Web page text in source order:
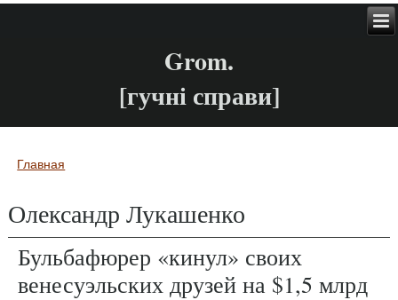
Grom.
[гучні справи]
Вы здесь
Главная
Олександр Лукашенко
Бульбафюрер «кинул» своих
венесуэльских друзей на $1,5 млрд